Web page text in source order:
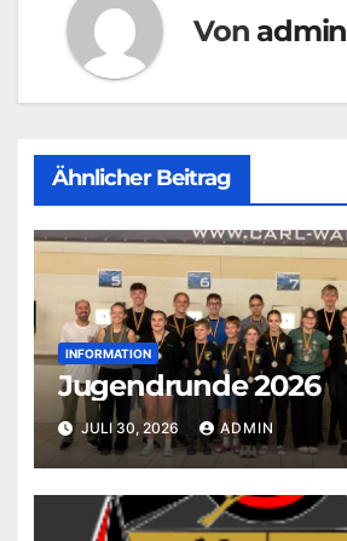
Von admin
Ähnlicher Beitrag
INFORMATION
Jugendrunde 2026
JULI 30, 2026 ADMIN